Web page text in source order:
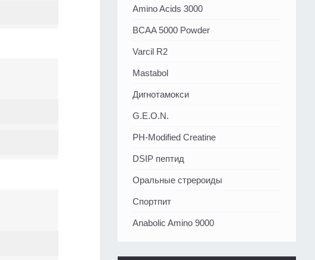
Amino Acids 3000
BCAA 5000 Powder
Varcil R2
Mastabol
Дигнотамокси
G.E.O.N.
PH-Modified Creatine
DSIP пептид
Оральные стрероиды
Спортпит
Anabolic Amino 9000